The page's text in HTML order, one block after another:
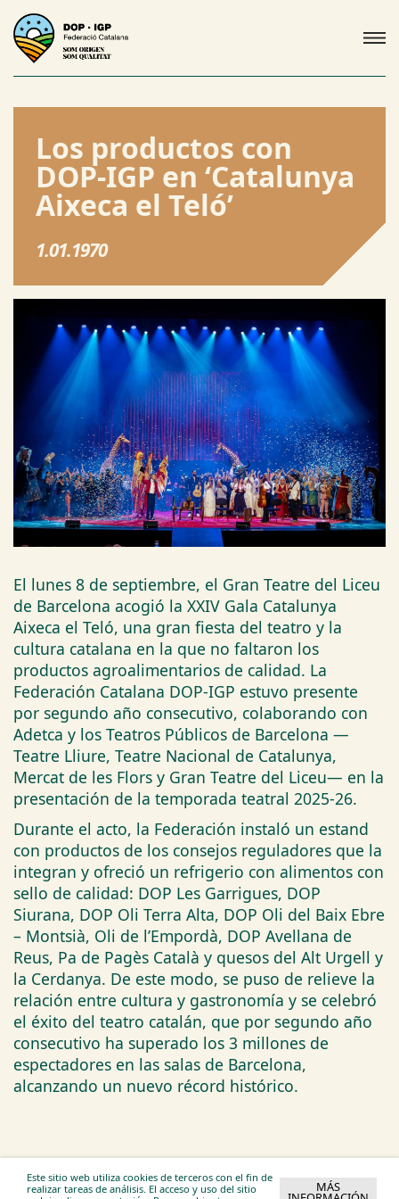
Los productos con
DOP-IGP en ‘Catalunya
Aixeca el Teló’
1.01.1970
El lunes 8 de septiembre, el Gran Teatre del Liceu
de Barcelona acogió la XXIV Gala Catalunya
Aixeca el Teló, una gran fiesta del teatro y la
cultura catalana en la que no faltaron los
productos agroalimentarios de calidad. La
Federación Catalana DOP-IGP estuvo presente
por segundo año consecutivo, colaborando con
Adetca y los Teatros Públicos de Barcelona —
Teatre Lliure, Teatre Nacional de Catalunya,
Mercat de les Flors y Gran Teatre del Liceu— en la
presentación de la temporada teatral 2025-26.
Durante el acto, la Federación instaló un estand
con productos de los consejos reguladores que la
integran y ofreció un refrigerio con alimentos con
sello de calidad: DOP Les Garrigues, DOP
Siurana, DOP Oli Terra Alta, DOP Oli del Baix Ebre
– Montsià, Oli de l’Empordà, DOP Avellana de
Reus, Pa de Pagès Català y quesos del Alt Urgell y
la Cerdanya. De este modo, se puso de relieve la
relación entre cultura y gastronomía y se celebró
el éxito del teatro catalán, que por segundo año
consecutivo ha superado los 3 millones de
espectadores en las salas de Barcelona,
alcanzando un nuevo récord histórico.
Federació Catalana DOP-IGP
Este sitio web utiliza cookies de terceros con el fin de
realizar tareas de análisis. El acceso y uso del sitio
MÁS